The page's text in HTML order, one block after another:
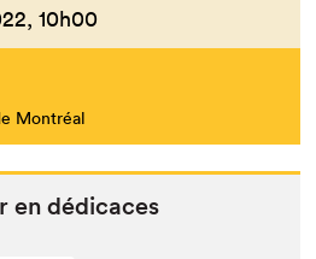
10h00
Montréal
en dédicaces